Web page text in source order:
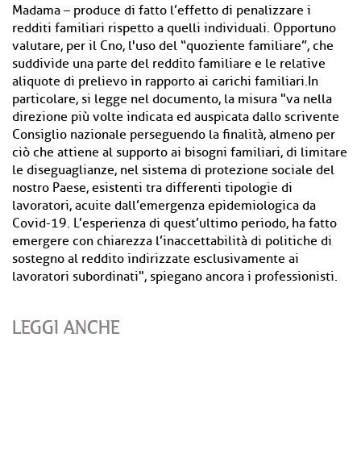
Madama – produce di fatto l’effetto di penalizzare i
redditi familiari rispetto a quelli individuali. Opportuno
valutare, per il Cno, l'uso del “quoziente familiare”, che
suddivide una parte del reddito familiare e le relative
aliquote di prelievo in rapporto ai carichi familiari.In
particolare, si legge nel documento, la misura "va nella
direzione più volte indicata ed auspicata dallo scrivente
Consiglio nazionale perseguendo la finalità, almeno per
ciò che attiene al supporto ai bisogni familiari, di limitare
le diseguaglianze, nel sistema di protezione sociale del
nostro Paese, esistenti tra differenti tipologie di
lavoratori, acuite dall’emergenza epidemiologica da
Covid-19. L’esperienza di quest’ultimo periodo, ha fatto
emergere con chiarezza l’inaccettabilità di politiche di
sostegno al reddito indirizzate esclusivamente ai
lavoratori subordinati", spiegano ancora i professionisti.
LEGGI ANCHE